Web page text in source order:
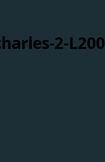
2-L200